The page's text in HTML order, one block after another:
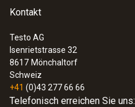
Kontakt
Testo AG
Isenrietstrasse 32
8617 Mönchaltorf
Schweiz
+41 (0)43 277 66 66
Telefonisch erreichen Sie uns: